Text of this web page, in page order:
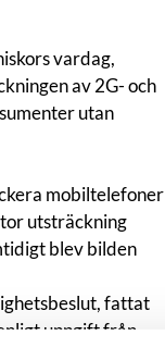
vardag,
av 2G- och
utan
mobiltelefoner
utsträckning
blev bilden
fattat
uppgift från